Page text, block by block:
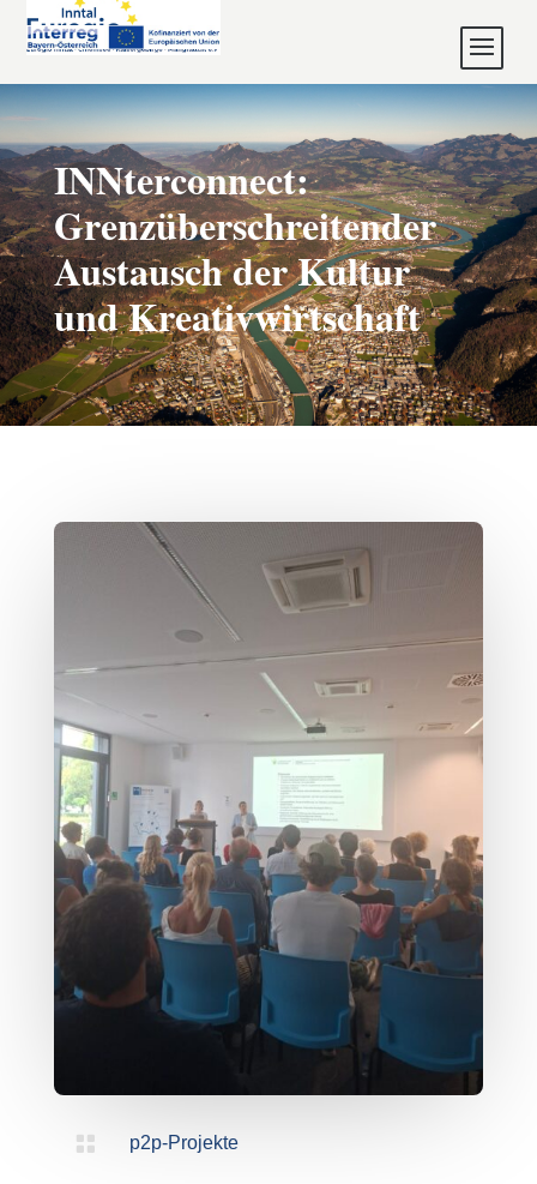
INNterconnect:
Grenzüberschreitender
Austausch der Kultur
und Kreativwirtschaft
 p2p-Projekte